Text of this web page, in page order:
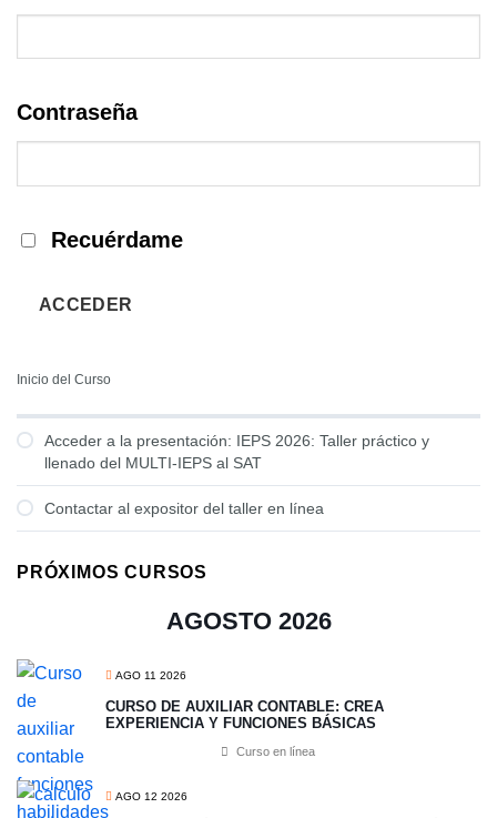
Contraseña
Recuérdame
ACCEDER
Inicio del Curso
Acceder a la presentación: IEPS 2026: Taller práctico y
llenado del MULTI-IEPS al SAT
Contactar al expositor del taller en línea
PRÓXIMOS CURSOS
AGOSTO 2026
AGO 11 2026
CURSO DE AUXILIAR CONTABLE: CREA
EXPERIENCIA Y FUNCIONES BÁSICAS
Curso en línea
AGO 12 2026